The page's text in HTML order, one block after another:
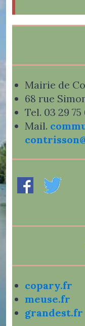
Mairie de
68 rue
Tel. 03 29 75
Mail.
copary.fr
meuse.fr
grandest.fr